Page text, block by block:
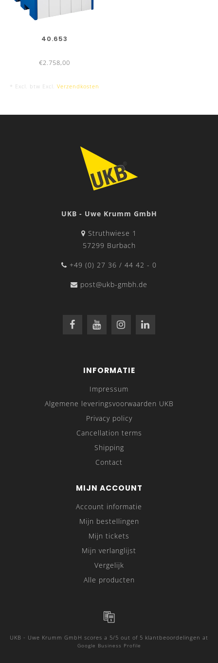
40.653
€2.758,00
* Excl. btw Excl. Verzendkosten
UKB - Uwe Krumm GmbH
Struthwiese 1
57299 Burbach
+49 (0) 27 36 / 44 42 - 0
post@ukb-gmbh.de
INFORMATIE
Impressum
Algemene leveringsvoorwaarden UKB
Privacy policy
Cancellation terms
Shipping
Contact
MIJN ACCOUNT
Account informatie
Mijn bestellingen
Mijn tickets
Mijn verlanglijst
Vergelijk
Alle producten
UKB - Uwe Krumm GmbH scores a 5/5 out of 5 klantbeoordelingen at
Google Business Profile